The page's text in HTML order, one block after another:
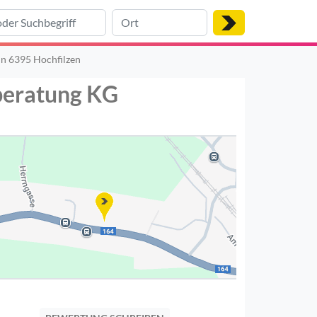
6395 Hochfilzen
KG